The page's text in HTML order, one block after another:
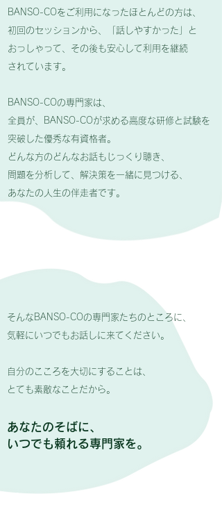
BANSO-COをご利用になったほとんどの方は、
初回のセッションから、「話しやすかった」と
おっしゃって、その後も安心して利用を継続
されています。
BANSO-COの専門家は、
全員が、BANSO-COが求める高度な研修と試験を
突破した優秀な有資格者。
どんな方のどんなお話もじっくり聴き、
問題を分析して、解決策を一緒に見つける、
あなたの人生の伴走者です。
そんなBANSO-COの専門家たちのところに、
気軽にいつでもお話しに来てください。
自分のこころを大切にすることは、
とても素敵なことだから。
あなたのそばに、
いつでも頼れる専門家を。